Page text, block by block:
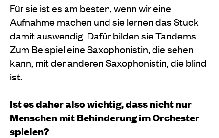
Für sie ist es am besten, wenn wir eine
Aufnahme machen und sie lernen das Stück
damit auswendig. Dafür bilden sie Tandems.
Zum Beispiel eine Saxophonistin, die sehen
kann, mit der anderen Saxophonistin, die blind
ist.
Ist es daher also wichtig, dass nicht nur
Menschen mit Behinderung im Orchester
spielen?